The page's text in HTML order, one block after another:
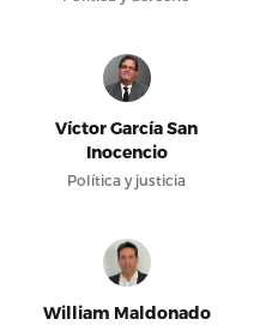
Víctor García San
Inocencio
Política y justicia
William Maldonado